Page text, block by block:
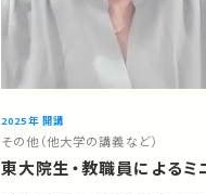
2025年 開講
その他（他大学の講義など）
東大院生・教職員による